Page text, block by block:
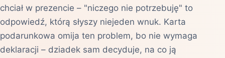
chciał w prezencie – "niczego nie potrzebuję" to
odpowiedź, którą słyszy niejeden wnuk. Karta
podarunkowa omija ten problem, bo nie wymaga
deklaracji – dziadek sam decyduje, na co ją